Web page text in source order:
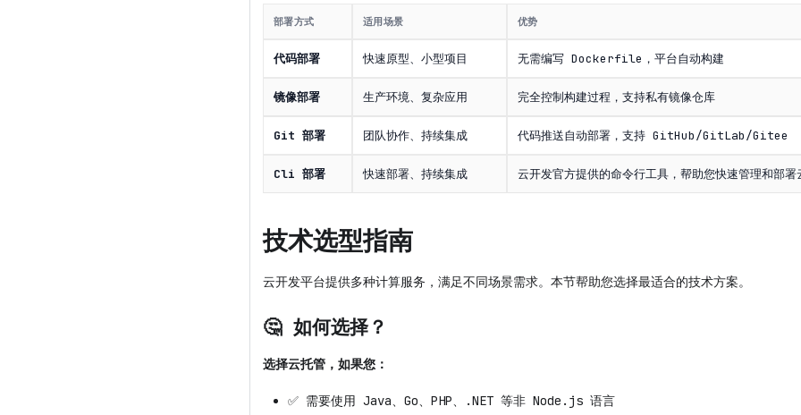
部署方式 适用场景 优势
代码部署 快速原型、小型项目 无需编写 Dockerfile，平台自动构建
镜像部署 生产环境、复杂应用 完全控制构建过程，支持私有镜像仓库
Git 部署 团队协作、持续集成 代码推送自动部署，支持 GitHub/GitLab/Gitee
Cli 部署 快速部署、持续集成 云开发官方提供的命令行工具，帮助您快速管理和部署
技术选型指南
云开发平台提供多种计算服务，满足不同场景需求。本节帮助您选择最适合的技术方案。
🤔 如何选择？
选择云托管，如果您：
✅ 需要使用 Java、Go、PHP、.NET 等非 Node.js 语言